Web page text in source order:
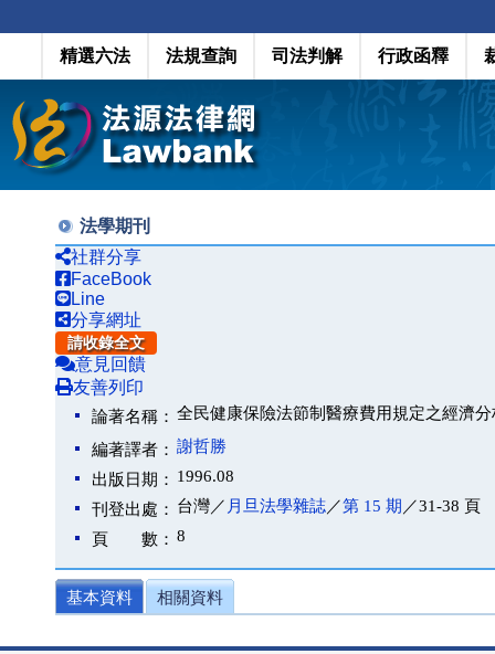
精選六法 法規查詢 司法判解 行政函釋
法學期刊
社群分享
FaceBook
Line
分享網址
請收錄全文
意見回饋
友善列印
論著名稱： 全民健康保險法節制醫療費用規定之經濟分
編著譯者： 謝哲勝
出版日期： 1996.08
刊登出處： 台灣／ 月旦法學雜誌／第 15 期 ／31-38 頁
頁 數： 8
基本資料 相關資料